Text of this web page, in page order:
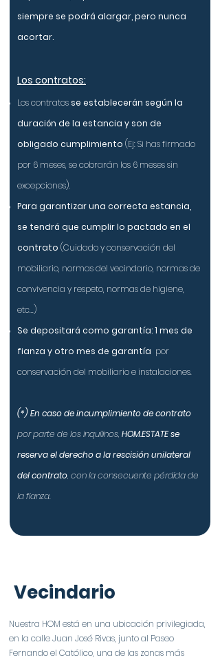
siempre se podrá alargar, pero nunca
acortar.
Los contratos:
Los contratos se establecerán según la
duración de la estancia y son de
obligado cumplimiento (Ej: Si has firmado
por 6 meses, se cobrarán los 6 meses sin
excepciones).
Para garantizar una correcta estancia,
se tendrá que cumplir lo pactado en el
contrato (Cuidado y conservación del
mobiliario, normas del vecindario, normas de
convivencia y respeto, normas de higiene,
etc...)
Se depositará como garantía: 1 mes de
fianza y otro mes de garantía por
conservación del mobiliario e instalaciones.
(*)En caso de incumplimiento de contrato
por parte de los inquilinos, HOM.ESTATE se
reserva el derecho a la rescisión unilateral
del contrato, con la consecuente pérdida de
la fianza.
Vecindario
Nuestra HOM está en una ubicación privilegiada,
en la calle Juan José Rivas, junto al Paseo
Fernando el Católico, una de las zonas más